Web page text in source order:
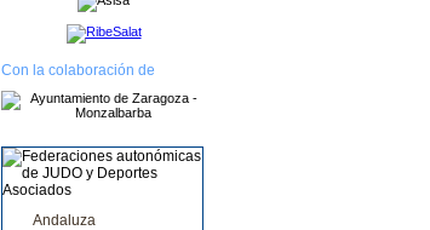
Con la colaboración de
Andaluza